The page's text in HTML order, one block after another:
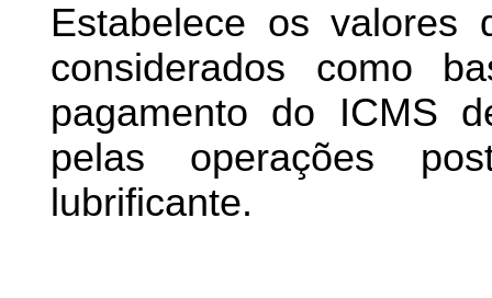
Estabelece os valores
considerados como
pagamento do ICMS
pelas operações
lubrificante.